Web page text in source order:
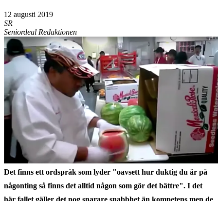
12 augusti 2019
SR
Seniordeal Redaktionen
Det finns ett ordspråk som lyder "oavsett hur duktig du är på
någonting så finns det alltid någon som gör det bättre". I det
här fallet gäller det nog snarare snabbhet än kompetens men de